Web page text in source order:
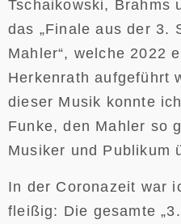
Tschaikowski, Brahms
das „Finale aus der 3.
Mahler“, welche 2022
Herkenrath aufgeführt
dieser Musik konnte
Funke, den Mahler so
Musiker und Publikum
In der Coronazeit war
fleißig: Die gesamte